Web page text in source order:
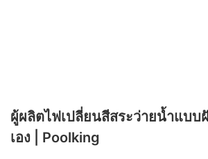
ผู้ผลิตไฟเปลี่ยนสีสระว่ายน้ำแบ
เอง | Poolking